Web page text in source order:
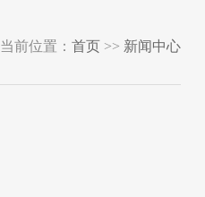
当前位置：首页 >> 新闻中心